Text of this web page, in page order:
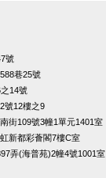
號
巷25號
14號
號12樓之9
街109號3幢1單元1401室
新都彩薈閣7樓C室
弄(海普苑)2幢4號1001室